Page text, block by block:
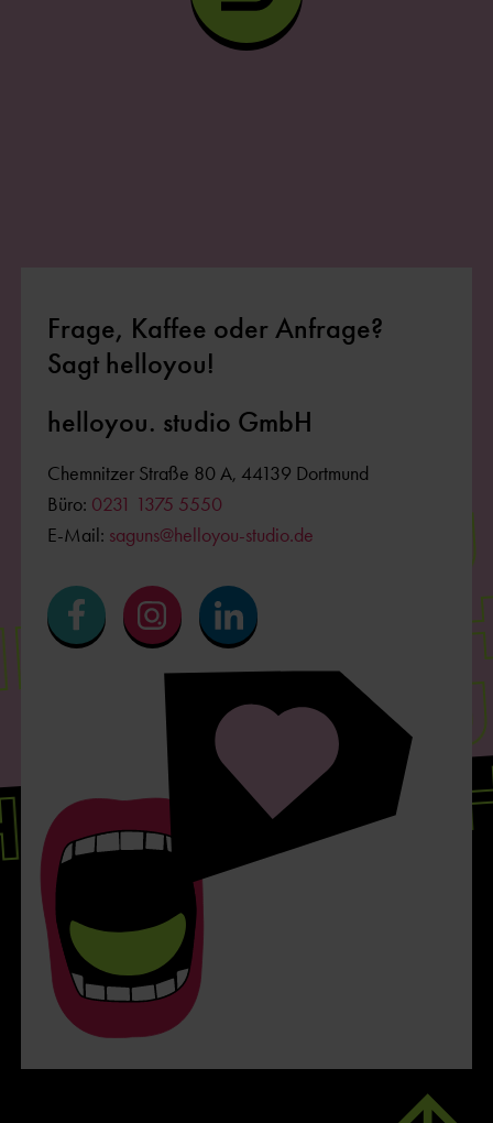
Frage, Kaffee oder Anfrage?
Sagt helloyou!
helloyou. studio GmbH
Chemnitzer Straße 80 A, 44139 Dortmund
Büro: 0231 1375 5550
E-Mail: saguns@helloyou-studio.de